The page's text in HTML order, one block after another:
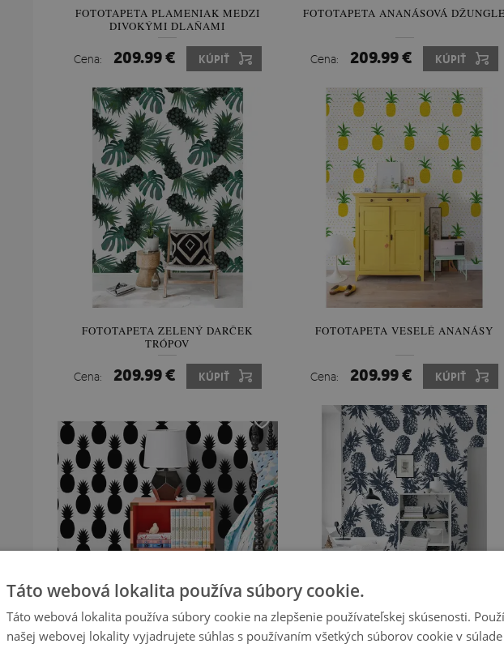
FOTOTAPETA PLAMENIAK MEDZI
DIVOKÝMI DLAŇAMI
Cena: 209.99 € KÚPIŤ
FOTOTAPETA ANANÁSOVÁ DŽUNGLE
Cena: 209.99 € KÚPIŤ
FOTOTAPETA ZELENÝ DARČEK
TRÓPOV
Cena: 209.99 € KÚPIŤ
FOTOTAPETA VESELÉ ANANÁSY
Cena: 209.99 € KÚPIŤ
Táto webová lokalita používa súbory cookie.
Táto webová lokalita používa súbory cookie na zlepšenie používateľskej skúsenosti.
našej webovej lokality vyjadrujete súhlas s používaním všetkých súborov cookie v